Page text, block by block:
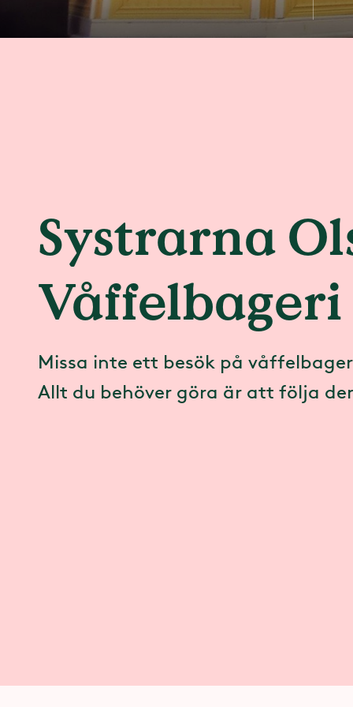
Systrarna
Våffelbageri
Missa inte ett besök på
Allt du behöver göra är att följa